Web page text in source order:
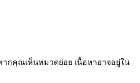
กคุณเห็นหมวดย่อย เนื้อหาอาจอยู่ใน